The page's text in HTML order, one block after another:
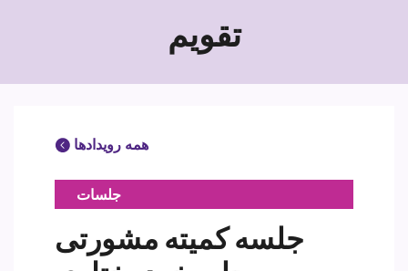
تقویم
همه رویدادها
جلسات
جلسه کمیته مشورتی